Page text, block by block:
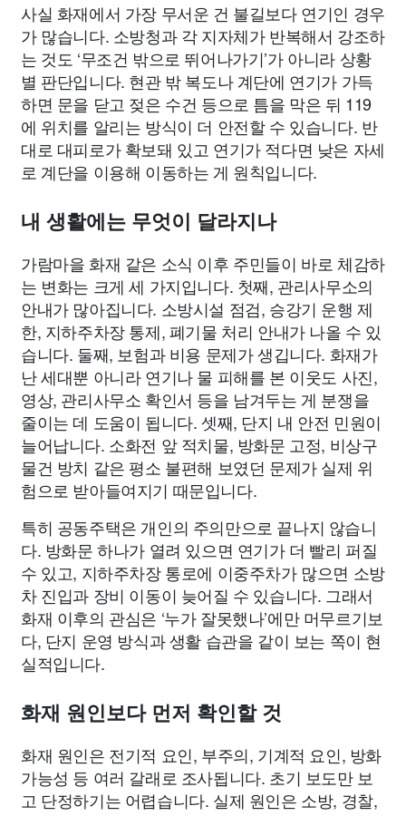
사실 화재에서 가장 무서운 건 불길보다 연기인 경우
가 많습니다. 소방청과 각 지자체가 반복해서 강조하
는 것도 ‘무조건 밖으로 뛰어나가기’가 아니라 상황
별 판단입니다. 현관 밖 복도나 계단에 연기가 가득
하면 문을 닫고 젖은 수건 등으로 틈을 막은 뒤 119
에 위치를 알리는 방식이 더 안전할 수 있습니다. 반
대로 대피로가 확보돼 있고 연기가 적다면 낮은 자세
로 계단을 이용해 이동하는 게 원칙입니다.
내 생활에는 무엇이 달라지나
가람마을 화재 같은 소식 이후 주민들이 바로 체감하
는 변화는 크게 세 가지입니다. 첫째, 관리사무소의
안내가 많아집니다. 소방시설 점검, 승강기 운행 제
한, 지하주차장 통제, 폐기물 처리 안내가 나올 수 있
습니다. 둘째, 보험과 비용 문제가 생깁니다. 화재가
난 세대뿐 아니라 연기나 물 피해를 본 이웃도 사진,
영상, 관리사무소 확인서 등을 남겨두는 게 분쟁을
줄이는 데 도움이 됩니다. 셋째, 단지 내 안전 민원이
늘어납니다. 소화전 앞 적치물, 방화문 고정, 비상구
물건 방치 같은 평소 불편해 보였던 문제가 실제 위
험으로 받아들여지기 때문입니다.
특히 공동주택은 개인의 주의만으로 끝나지 않습니
다. 방화문 하나가 열려 있으면 연기가 더 빨리 퍼질
수 있고, 지하주차장 통로에 이중주차가 많으면 소방
차 진입과 장비 이동이 늦어질 수 있습니다. 그래서
화재 이후의 관심은 ‘누가 잘못했나’에만 머무르기보
다, 단지 운영 방식과 생활 습관을 같이 보는 쪽이 현
실적입니다.
화재 원인보다 먼저 확인할 것
화재 원인은 전기적 요인, 부주의, 기계적 요인, 방화
가능성 등 여러 갈래로 조사됩니다. 초기 보도만 보
고 단정하기는 어렵습니다. 실제 원인은 소방, 경찰,